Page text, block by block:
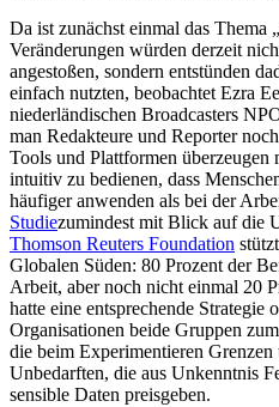
Da ist zunächst einmal das Thema
Veränderungen würden derzeit
angestoßen, sondern entstünden
einfach nutzten, beobachtet Ezra
niederländischen Broadcasters
man Redakteure und Reporter
Tools und Plattformen überzeugen
intuitiv zu bedienen, dass
häufiger anwenden als bei der
Studiezumindest mit Blick auf die
Thomson Reuters Foundation
Globalen Süden: 80 Prozent der
Arbeit, aber noch nicht einmal 20
hatte eine entsprechende
Organisationen beide Gruppen
die beim Experimentieren Grenzen
Unbedarften, die aus Unkenntnis
sensible Daten preisgeben.